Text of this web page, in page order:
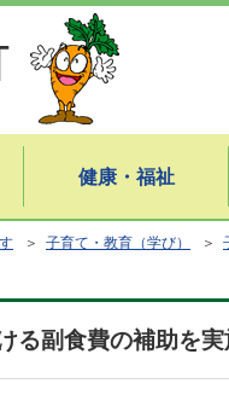
健康・福祉
＞ 子育て・教育（学び） ＞
る副食費の補助を